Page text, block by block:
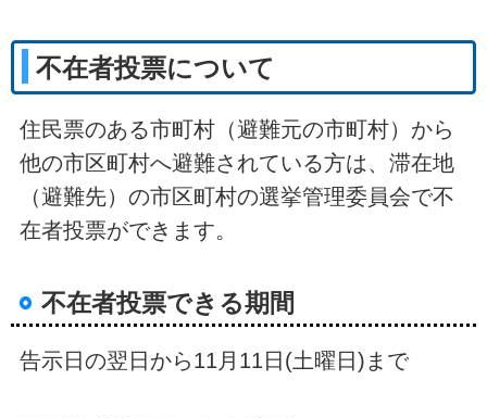
不在者投票について
住民票のある市町村（避難元の市町村）から
他の市区町村へ避難されている方は、滞在地
（避難先）の市区町村の選挙管理委員会で不
在者投票ができます。
不在者投票できる期間
告示日の翌日から11月11日(土曜日)まで